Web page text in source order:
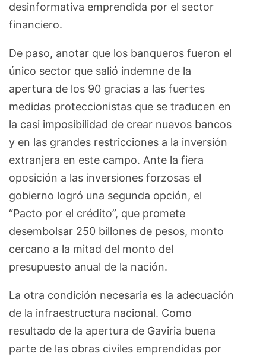
desinformativa emprendida por el sector
financiero.
De paso, anotar que los banqueros fueron el
único sector que salió indemne de la
apertura de los 90 gracias a las fuertes
medidas proteccionistas que se traducen en
la casi imposibilidad de crear nuevos bancos
y en las grandes restricciones a la inversión
extranjera en este campo. Ante la fiera
oposición a las inversiones forzosas el
gobierno logró una segunda opción, el
“Pacto por el crédito”, que promete
desembolsar 250 billones de pesos, monto
cercano a la mitad del monto del
presupuesto anual de la nación.
La otra condición necesaria es la adecuación
de la infraestructura nacional. Como
resultado de la apertura de Gaviria buena
parte de las obras civiles emprendidas por